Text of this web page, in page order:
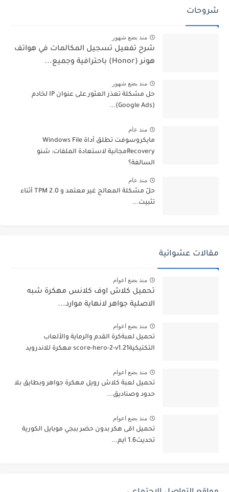
شروحات
منذ بضع شهور
شرح تفعيل تسجيل المكالمات في هواتف
هونر (Honor) باحترافية وجميع...
منذ بضع شهور
حل مشكلة تعذر العثور على عنوان IP لخادم
(Google Ads)...
منذ عام
مايكروسوفت تطلق أداة Windows File
Recoveryمجانية لاستعادة الملفات: شنو
السالفة؟
منذ عام
حلّ مشكلة المعالج غير معتمد و TPM 2.0 أثناء
تثبيت...
مقالات عشوائية
منذ بضع اعوام
تحميل كلاش اوف كلانس مهكرة شبه
الاصلية جواهر لانهاية موارد...
منذ بضع اعوام
تحميل لعبةكرة القدم والرماية والألعاب
التكتيكيةscore-hero-2-v1.21 مهكرة للاندرويد
منذ بضع اعوام
تحميل لعبة كلاش رويل مهكرة جواهر وبطايق بلا
حدود وصناديق...
منذ بضع اعوام
تحميل اقى هكر بدون حضر ببجي موبايل الكورية
تحديث1.6 ايم...